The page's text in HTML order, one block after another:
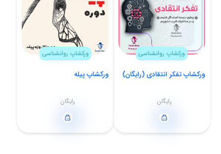
ورکشاپ روانشناسی
ورکشاپ تفکر انتقادی (رایگان)
رایگان
ورکشاپ روانشناسی
ورکشاپ پیله
رایگان